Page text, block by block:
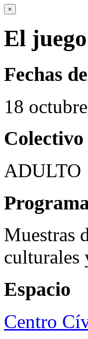
×
El
Fechas
18 octubre
Colectivo
ADULTO
Muestras
culturales
Espacio
Centro